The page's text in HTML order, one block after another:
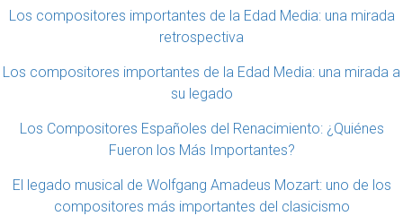
Los compositores importantes de la Edad Media: una mirada
retrospectiva
Los compositores importantes de la Edad Media: una mirada a
su legado
Los Compositores Españoles del Renacimiento: ¿Quiénes
Fueron los Más Importantes?
El legado musical de Wolfgang Amadeus Mozart: uno de los
compositores más importantes del clasicismo